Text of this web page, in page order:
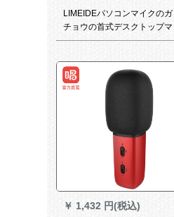
LIMEIDEパソコンマイクのガ
チョウの首式デスクトップマ
イクのシングルプラグUSBマ
クK歌専用音声電話チャット会
議ガチョウの首のマイク（3.5
mmインターフェース）
￥ 1,432 円(税込)